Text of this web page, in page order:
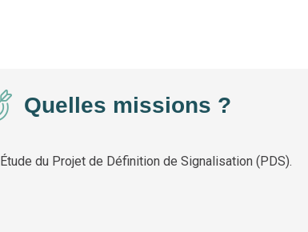
Quelles missions ?
Étude du Projet de Définition de Signalisation (PDS).